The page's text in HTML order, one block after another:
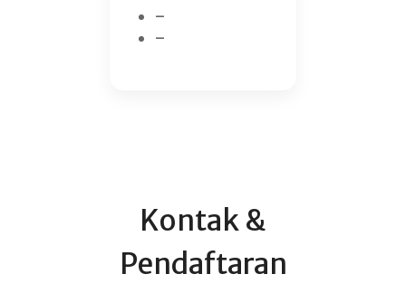
–
–
Kontak &
Pendaftaran